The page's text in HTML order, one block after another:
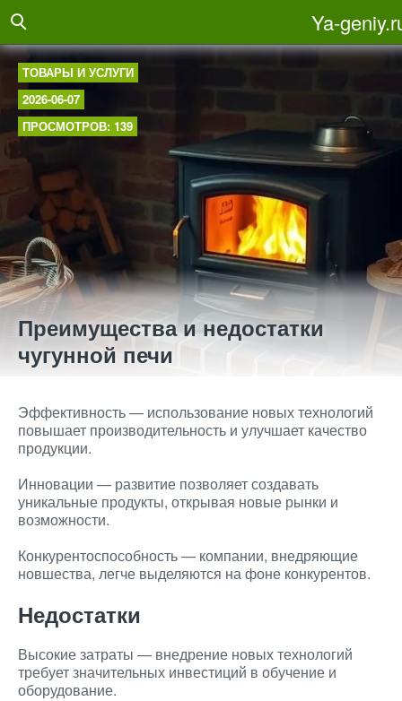
Ya-
ТОВАРЫ И УСЛУГИ
2026-06-07
ПРОСМОТРОВ: 139
Преимущества и недостатки
чугунной печи
Эффективность — использование новых технологий
повышает производительность и улучшает качество
продукции.
Инновации — развитие позволяет создавать
уникальные продукты, открывая новые рынки и
возможности.
Конкурентоспособность — компании, внедряющие
новшества, легче выделяются на фоне конкурентов.
Недостатки
Высокие затраты — внедрение новых технологий
требует значительных инвестиций в обучение и
оборудование.